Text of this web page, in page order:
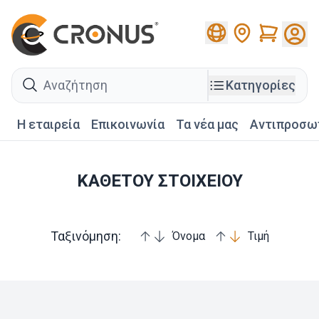
Cart
search
Κατηγορίες
Η εταιρεία Επικοινωνία Τα νέα μας
ΚΑΘΕΤΟΥ ΣΤΟΙΧΕΙΟΥ
Ταξινόμηση: Όνομα Τιμή